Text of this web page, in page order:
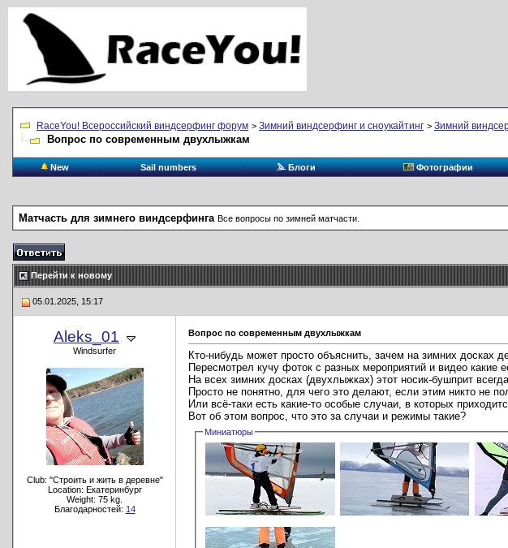
RaceYou! Всероссийский виндсерфинг форум > Зимний виндсерфинг и сноукайтинг > Зимний
Вопрос по современным двухлыжкам
New Sail numbers Блоги Фотографии
Матчасть для зимнего виндсерфинга Все вопросы по зимней матчасти.
Перейти к новому
05.01.2025, 15:17
Aleks_01
Windsurfer
Club: "Строить и жить в деревне"
Location: Екатеринбург
Weight: 75 kg.
Благодарностей: 14
Вопрос по современным двухлыжкам
Кто-нибудь может просто объяснить, зачем на зимних досках
Пересмотрел кучу фоток с разных мероприятий и видео какие
На всех зимних досках (двухлыжках) этот носик-бушприт
Просто не понятно, для чего это делают, если этим никто не
Или всё-таки есть какие-то особые случаи, в которых
Вот об этом вопрос, что это за случаи и режимы такие?
Миниатюры